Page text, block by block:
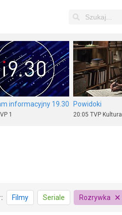
informacyjny 19.30
1
Powidoki
20:05 TVP Kultura
Nieoczekiwana zmiana miejsc
7
Policzalne
20:00HBO
Filmy Seriale Rozrywka